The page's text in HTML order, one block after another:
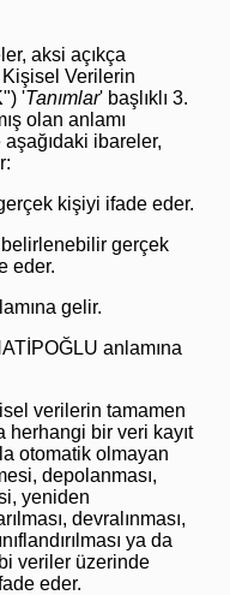
aksi açıkça
Kişisel Verilerin
") 'Tanımlar' başlıklı 3.
olan anlamı
ibareler,
kişiyi ifade eder.
gerçek
eder.
gelir.
anlamına
verilerin tamamen
herhangi bir veri kayıt
otomatik olmayan
depolanması,
yeniden
devralınması,
ya da
veriler üzerinde
eder.